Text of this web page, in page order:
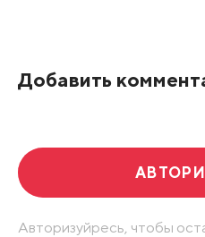
Добавить
Авторизуйресь, чтобы